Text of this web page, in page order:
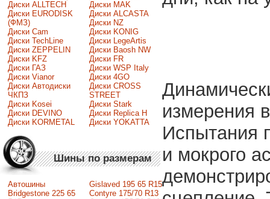
Диски ALLTECH
Диски EURODISK
(ФМЗ)
Диски Cam
Диски TechLine
Диски ZEPPELIN
Диски KFZ
Диски ГАЗ
Диски Vianor
Диски Автодиски
ЧКПЗ
Диски Kosei
Диски DEVINO
Диски KORMETAL
Диски MAK
Диски ALCASTA
Диски NZ
Диски KONIG
Диски LegeArtis
Диски Baosh NW
Диски FR
Диски WSP Italy
Диски 4GO
Диски CROSS
STREET
Диски Stark
Диски Replica H
Диски YOKATTA
Шины по размерам
Автошины
Bridgestone 225 65
Gislaved 195 65 R15
Contyre 175/70 R13
измерения
Испытания
и мокрого